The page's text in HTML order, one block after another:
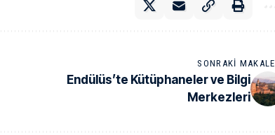
SONRAKI MAKALE
Endülüs’te Kütüphaneler ve Bilgi
Merkezleri